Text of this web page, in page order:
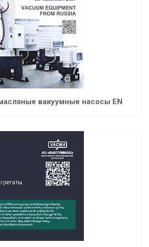
вакуумные насосы EN